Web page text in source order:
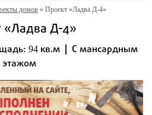
домов » Проект «Ладва Д-4»
«Ладва Д-4»
94 кв.м | С мансардным
этажом